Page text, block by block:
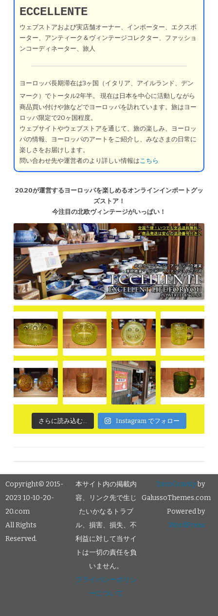
ECCELLENTE
ウェブストアおよび実店舗オーナー、インポーター、エクスポ
ーター、アンティーク＆ヴィンテージコレクター、ファッショ
ンコーディネーター、旅人
ヨーロッパ長期滞在は3ヶ国（イタリア、アイルランド、デン
マーク）でトータル2年半。
現在は日本を中心に活動しながら
商品買い付けや旅などでヨーロッパを訪れています。旅はヨー
ロッパ限定で20ヶ国程度。
ウェブサイトやウェブストアを通じて、旅の楽しみ、ヨーロッ
パの情報、ヨーロッパのアートをご紹介し、みなさまの日常に
楽しさをお届けします。
問い合わせ先や運営者のより詳しい情報はこちら
20.20が運営するヨーロッパを楽しめるオンラインインポートグッ
ズストア！
今注目の北欧ヴィンテージがいっぱい！
さらに読み込む... Instagram でフォロー
Copyright© 2015-
2023 10-10-20-
20.com
All Rights
Reserved.
本サイト内の掲載内
容、リンク先で生じ
たいかなるトラブ
ル、損害、損失、不
利益に対して当サイ
トは一切の責任を負
いません。
プライバシーポリシ
ーについて
ZeroGravityby
GalussoThemes.com
Powered by
WordPress